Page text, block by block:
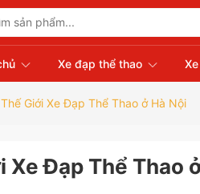
Xe đạp thể thao
Giới Xe Đạp Thể Thao ở Hà Nội
Xe Đạp Thể Thao